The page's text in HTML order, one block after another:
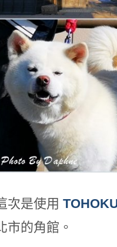
次是使用
市的角館。